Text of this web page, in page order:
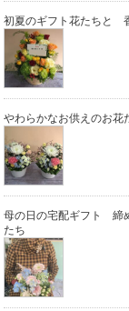
初夏のギフト花たちと
やわらかなお供えのお花
母の日の宅配ギフト 締
たち